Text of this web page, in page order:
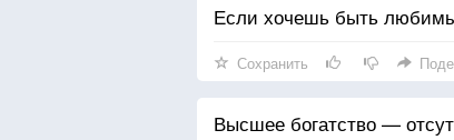
Если хочешь быть
Сохранить
Высшее богатство —